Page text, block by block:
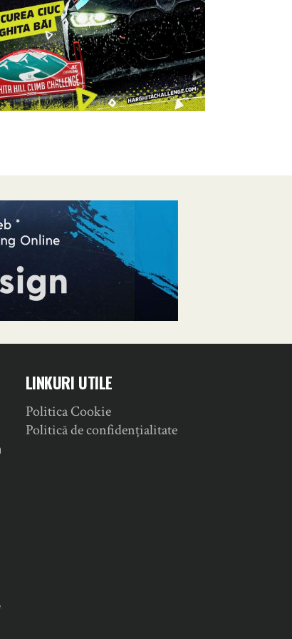
LINKURI UTILE
Politica Cookie
Politică de confidențialitate